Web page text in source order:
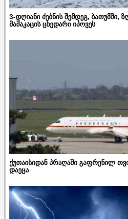
3-დღიანი ძებნის შემდეგ, ბათუმში,
მამაკაცის ცხედარი იპოვეს
ქუთაისიდან პრაღაში გაფრენილ
დაეცა